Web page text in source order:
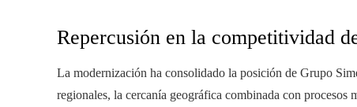
Repercusión en la competitividad
La modernización ha consolidado la posición de Grupo
regionales, la cercanía geográfica combinada con procesos